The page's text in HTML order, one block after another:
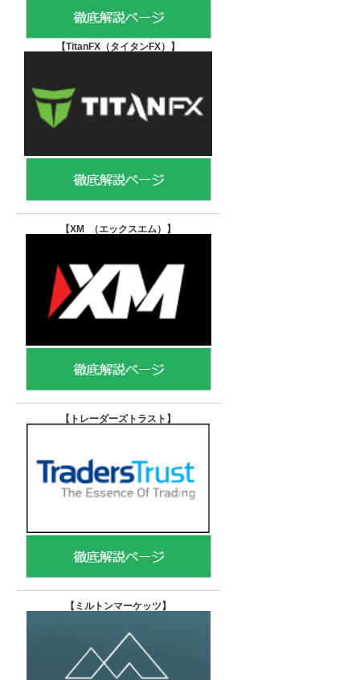
【TitanFX（タイタンFX） 】
【XM （エックスエム） 】
【トレーダーズトラスト 】
【 ミルトンマーケッツ】